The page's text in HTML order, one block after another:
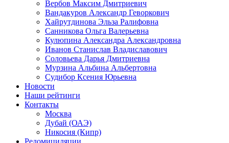
Вербов Максим Дмитриевич
Вандакуров Александр Геворкович
Хайрутдинова Эльза Ралифовна
Санникова Ольга Валерьевна
Кулюпина Александра Александровна
Иванов Станислав Владиславович
Соловьева Дарья Дмитриевна
Мурзина Альбина Альбертовна
Судибор Ксения Юрьевна
Новости
Наши рейтинги
Контакты
Москва
Дубай (ОАЭ)
Никосия (Кипр)
Редомициляции